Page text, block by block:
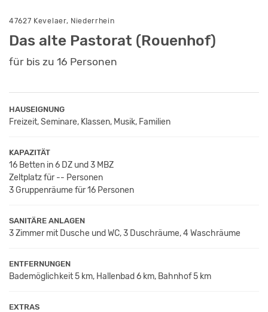
47627 Kevelaer, Niederrhein
Das alte Pastorat (Rouenhof)
für bis zu 16 Personen
HAUSEIGNUNG
Freizeit, Seminare, Klassen, Musik, Familien
KAPAZITÄT
16 Betten in 6 DZ und 3 MBZ
Zeltplatz für -- Personen
3 Gruppenräume für 16 Personen
SANITÄRE ANLAGEN
3 Zimmer mit Dusche und WC, 3 Duschräume, 4 Waschräume
ENTFERNUNGEN
Bademöglichkeit 5 km, Hallenbad 6 km, Bahnhof 5 km
EXTRAS